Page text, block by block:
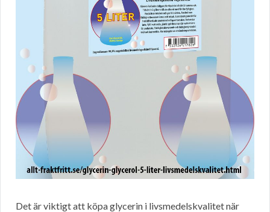
Det är viktigt att köpa glycerin i livsmedelskvalitet när